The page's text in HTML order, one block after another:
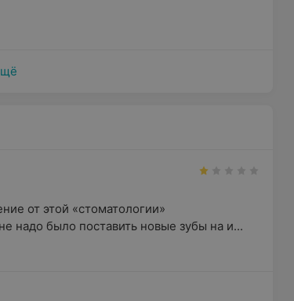
от этой «стоматологии»
надо было поставить новые зубы на и...